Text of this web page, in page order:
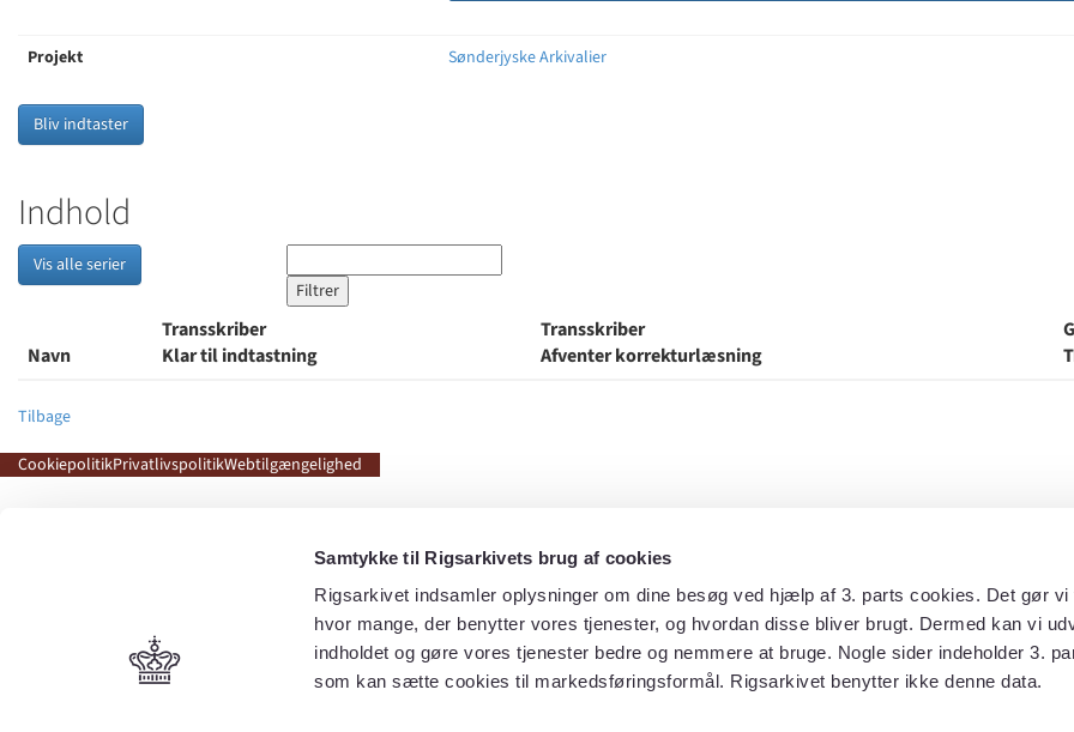
Samtykke til Rigsarkivets brug af cookies
Rigsarkivet indsamler oplysninger om dine besøg ved hjælp af 3. parts cookies. Det gør vi
hvor mange, der benytter vores tjenester, og hvordan disse bliver brugt. Dermed kan vi
indholdet og gøre vores tjenester bedre og nemmere at bruge. Nogle sider indeholder 3.
som kan sætte cookies til markedsføringsformål. Rigsarkivet benytter ikke denne data.
Projekt Sønderjyske Arkivalier
Bliv indtaster
Indhold
Vis alle serier
Navn
Transskriber
Klar til indtastning
Transskriber
Afventer korrekturlæsning
Tilbage
CookiepolitikPrivatlivspolitikWebtilgængelighed